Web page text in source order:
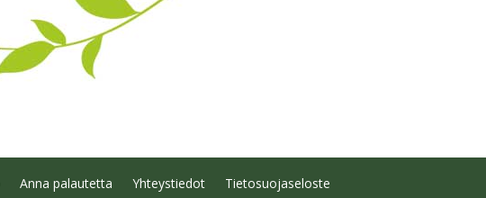
Anna palautetta Yhteystiedot Tietosuojaseloste